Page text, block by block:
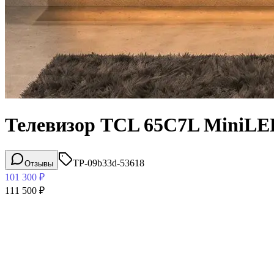
Телевизор TCL 65C7L
Отзывы
TP-09b33d-53618
101 300 ₽
111 500 ₽